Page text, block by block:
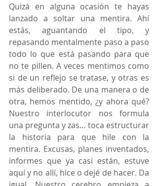
Quizá en alguna ocasión te hayas
lanzado a soltar una mentira. Ahí
estás, aguantando el tipo, y
repasando mentalmente paso a paso
todo lo que está pasando para que
no te pillen. A veces mentimos como
si de un reflejo se tratase, y otras es
más deliberado. De una manera o de
otra, hemos mentido, ¿y ahora qué?
Nuestro interlocutor nos formula
una pregunta y zas… toca estructurar
la historia para que hile con la
mentira. Excusas, planes inventados,
informes que ya casi están, estuve
aquí y no allí, hice o dejé de hacer. Da